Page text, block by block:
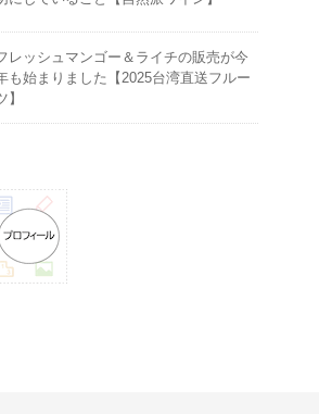
レッシュマンゴー＆ライチの販売が今
も始まりました【2025台湾直送フルー
】